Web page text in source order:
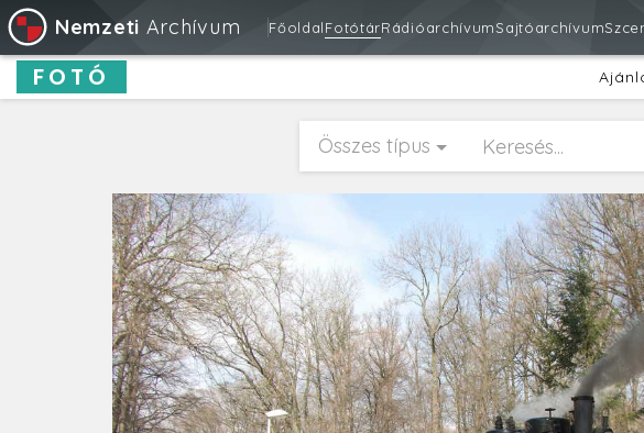
Nemzeti Archívum FőoldalFotótárRádióarchívumSajtóarchívum
FOTÓ
Összes típus